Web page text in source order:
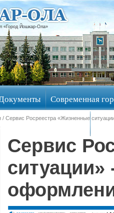
«Город Йошкар-Ола»
Современная
обсуждения
/ Сервис Росреестра «Жизненные
Сервис